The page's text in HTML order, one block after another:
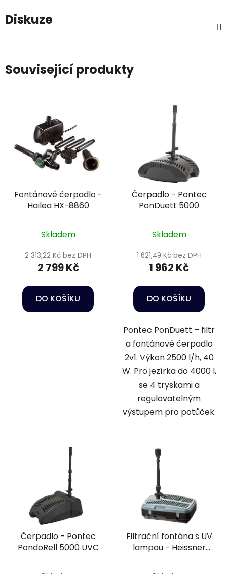
Diskuze
Související produkty
Fontánové čerpadlo -
Hailea HX-8860
Skladem
2 313,22 Kč bez DPH
2 799 Kč
DO KOŠÍKU
Čerpadlo - Pontec
PonDuett 5000
Skladem
1 621,49 Kč bez DPH
1 962 Kč
DO KOŠÍKU
Pontec PonDuett – filtr
a fontánové čerpadlo
2v1. Výkon 2500 l/h, 40
W. Pro jezírka do 4000 l,
se 4 tryskami a
regulovatelným
výstupem pro potůček.
Čerpadlo - Pontec
PondoRell 5000 UVC
Filtrační fontána s UV
lampou - Heissner